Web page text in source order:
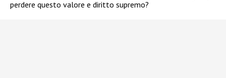
perdere questo valore e diritto supremo?